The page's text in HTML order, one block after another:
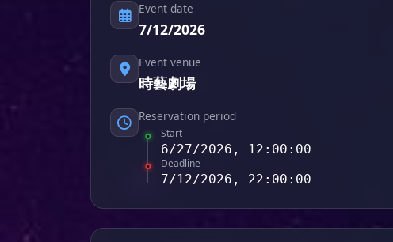
Event date
7/12/2026
Event venue
時藝劇場
Reservation period
Start
6/27/2026, 12:00:00
Deadline
7/12/2026, 22:00:00